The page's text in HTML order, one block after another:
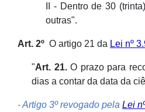
II - Dentro de 30
outras".
Art. 2º O artigo 21 da Lei nº
"Art. 21.O prazo para
dias a contar da data da
- Artigo 3º revogado pela Lei